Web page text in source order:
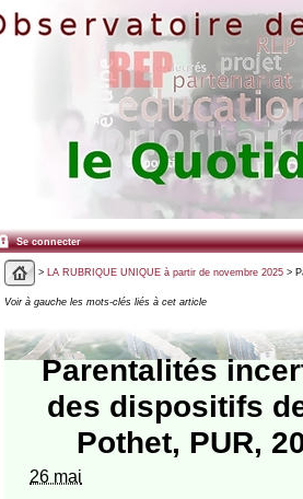
Se connecter
> LA RUBRIQUE UNIQUE à partir de novembre 2025>
Voir à gauche les mots-clés liés à cet article
Parentalités
des dispositifs
Pothet, PUR,
26 mai